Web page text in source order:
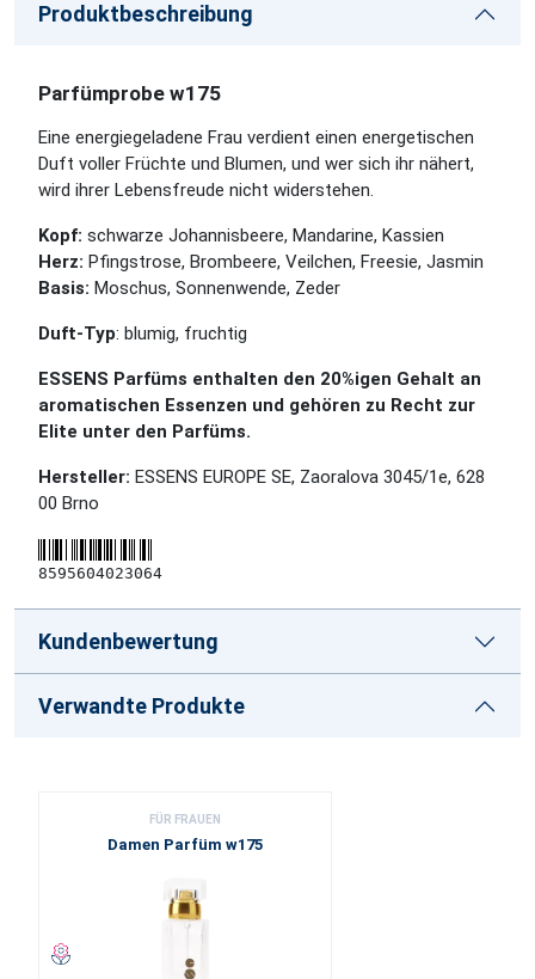
Produktbeschreibung
Parfümprobe w175
Eine energiegeladene Frau verdient einen energetischen
Duft voller Früchte und Blumen, und wer sich ihr nähert,
wird ihrer Lebensfreude nicht widerstehen.
Kopf: schwarze Johannisbeere, Mandarine, Kassien
Herz: Pfingstrose, Brombeere, Veilchen, Freesie, Jasmin
Basis: Moschus, Sonnenwende, Zeder
Duft-Typ: blumig, fruchtig
ESSENS Parfüms enthalten den 20%igen Gehalt an
aromatischen Essenzen und gehören zu Recht zur
Elite unter den Parfüms.
Hersteller: ESSENS EUROPE SE, Zaoralova 3045/1e, 628
00 Brno
8595604023064
Kundenbewertung
Verwandte Produkte
FÜR FRAUEN
Damen Parfüm w175